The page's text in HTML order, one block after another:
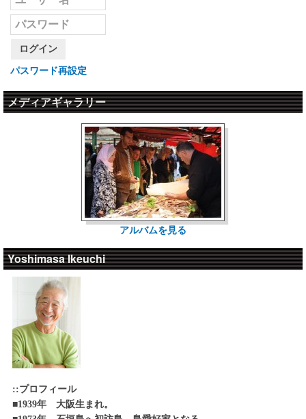
ログイン
パスワード再設定
メディアギャラリー
アルバムを見る
Yoshimasa Ikeuchi
::プロフィール
■1939年 大阪生まれ。